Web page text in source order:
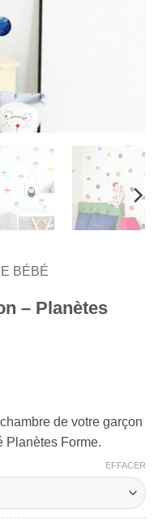
BÉBÉ
– Planètes
de votre garçon
Planètes Forme.
EFFACER